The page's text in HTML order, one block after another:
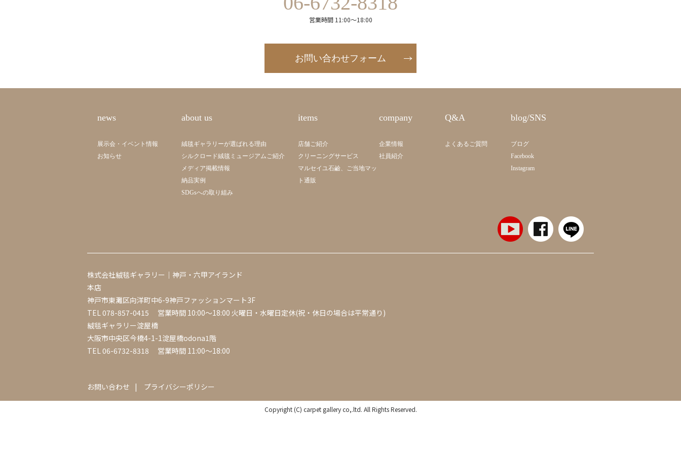
営業時間 11:00～18:00
お問い合わせフォーム
news
展示会・イベント情報
お知らせ
about us
絨毯ギャラリーが選ばれる理由
シルクロード絨毯ミュージアムご紹介
メディア掲載情報
納品実例
SDGsへの取り組み
items
店舗ご紹介
クリーニングサービス
マルセイユ石鹼、ご当地マッ
ト通販
company
企業情報
社員紹介
Q&A
よくあるご質問
blog/SNS
ブログ
Facebook
Instagram
株式会社絨毯ギャラリー｜神戸・六甲アイランド
本店
神戸市東灘区向洋町中6-9神戸ファッションマート3F
TEL078-857-0415 営業時間 10:00～18:00 火曜日・水曜日定休(祝・休日の場合は平常通り)
絨毯ギャラリー淀屋橋
大阪市中央区今橋4-1-1淀屋橋odona1階
TEL06-6732-8318 営業時間 11:00～18:00
お問い合わせ プライバシーポリシー
Copyright (C) carpet gallery co,.ltd. All Rights Reserved.